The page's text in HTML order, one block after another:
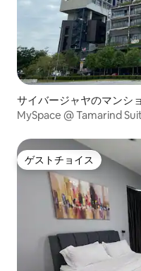
サイバージャヤのマンシ
MySpace @ Tamarind
ゲストチョイス
ゲストチョイス